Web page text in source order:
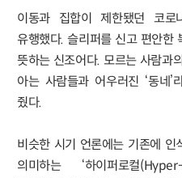
이동과 집합이 제한됐던 코로
유행했다. 슬리퍼를 신고 편안한
뜻하는 신조어다. 모르는 사람과
아는 사람들과 어우러진 ‘동네
줬다.
비슷한 시기 언론에는 기존에
의미하는 ‘하이퍼로컬